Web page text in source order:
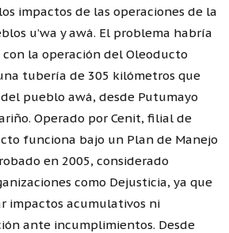
impactos de las operaciones de la
u’wa y awá. El problema habría
la operación del Oleoducto
tubería de 305 kilómetros que
pueblo awá, desde Putumayo
Operado por Cenit, filial de
funciona bajo un Plan de Manejo
en 2005, considerado
como Dejusticia, ya que
impactos acumulativos ni
ante incumplimientos. Desde